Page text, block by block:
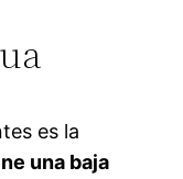
es la
una baja